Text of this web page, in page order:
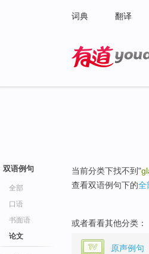
词典 翻译
双语例句
全部
口语
书面语
论文
当前分类下找不到"
查看双语例句下的全
或者看看其他分类：
原声例句